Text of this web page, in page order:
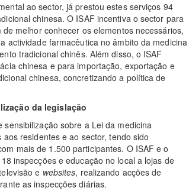
ao sector, já prestou estes serviços 94
chinesa. O ISAF incentiva o sector para
melhor conhecer os elementos necessários,
actividade farmacêutica no âmbito da medicina
tradicional chinês. Além disso, o ISAF
chinesa e para importação, exportação e
chinesa, concretizando a política de
da legislação
sobre a Lei da medicina
residentes e ao sector, tendo sido
mais de 1.500 participantes. O ISAF e o
inspecções e educação no local a lojas de
e websites, realizando acções de
as inspecções diárias.